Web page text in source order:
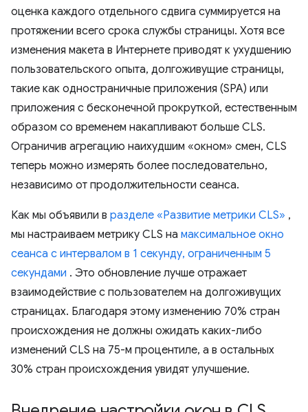
оценка каждого отдельного сдвига суммируется на
протяжении всего срока службы страницы. Хотя все
изменения макета в Интернете приводят к ухудшению
пользовательского опыта, долгоживущие страницы,
такие как одностраничные приложения (SPA) или
приложения с бесконечной прокруткой, естественным
образом со временем накапливают больше CLS.
Ограничив агрегацию наихудшим «окном» смен, CLS
теперь можно измерять более последовательно,
независимо от продолжительности сеанса.
Как мы объявили в разделе «Развитие метрики CLS» ,
мы настраиваем метрику CLS на максимальное окно
сеанса с интервалом в 1 секунду, ограниченным 5
секундами . Это обновление лучше отражает
взаимодействие с пользователем на долгоживущих
страницах. Благодаря этому изменению 70% стран
происхождения не должны ожидать каких-либо
изменений CLS на 75-м процентиле, а в остальных
30% стран происхождения увидят улучшение.